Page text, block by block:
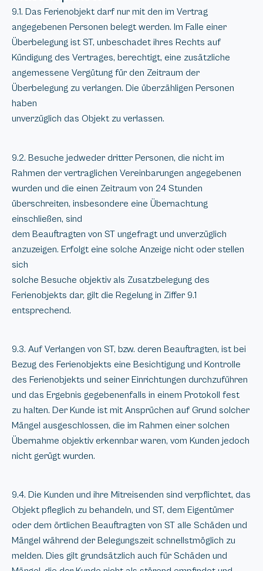
9.1. Das Ferienobjekt darf nur mit den im Vertrag
angegebenen Personen belegt werden. Im Falle einer
Überbelegung ist ST, unbeschadet ihres Rechts auf
Kündigung des Vertrages, berechtigt, eine zusätzliche
angemessene Vergütung für den Zeitraum der
Überbelegung zu verlangen. Die überzähligen Personen
haben
unverzüglich das Objekt zu verlassen.
9.2. Besuche jedweder dritter Personen, die nicht im
Rahmen der vertraglichen Vereinbarungen angegebenen
wurden und die einen Zeitraum von 24 Stunden
überschreiten, insbesondere eine Übernachtung
einschließen, sind
dem Beauftragten von ST ungefragt und unverzüglich
anzuzeigen. Erfolgt eine solche Anzeige nicht oder stellen
sich
solche Besuche objektiv als Zusatzbelegung des
Ferienobjekts dar, gilt die Regelung in Ziffer 9.1
entsprechend.
9.3. Auf Verlangen von ST, bzw. deren Beauftragten, ist bei
Bezug des Ferienobjekts eine Besichtigung und Kontrolle
des Ferienobjekts und seiner Einrichtungen durchzuführen
und das Ergebnis gegebenenfalls in einem Protokoll fest
zu halten. Der Kunde ist mit Ansprüchen auf Grund solcher
Mängel ausgeschlossen, die im Rahmen einer solchen
Übernahme objektiv erkennbar waren, vom Kunden jedoch
nicht gerügt wurden.
9.4. Die Kunden und ihre Mitreisenden sind verpflichtet, das
Objekt pfleglich zu behandeln, und ST, dem Eigentümer
oder dem örtlichen Beauftragten von ST alle Schäden und
Mängel während der Belegungszeit schnellstmöglich zu
melden. Dies gilt grundsätzlich auch für Schäden und